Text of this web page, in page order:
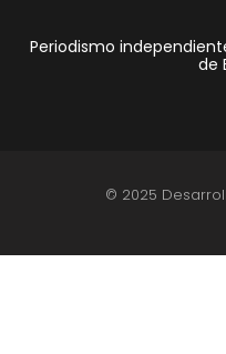
Periodismo
de
© 2025